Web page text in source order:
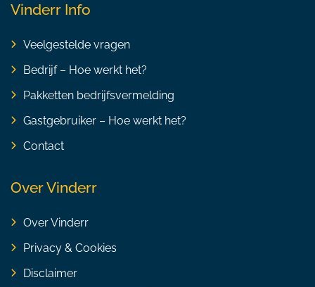
Vinderr Info
Veelgestelde vragen
Bedrijf – Hoe werkt het?
Pakketten bedrijfsvermelding
Gastgebruiker – Hoe werkt het?
Contact
Over Vinderr
Over Vinderr
Privacy & Cookies
Disclaimer